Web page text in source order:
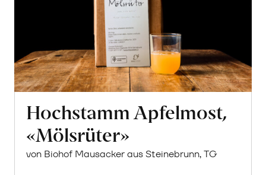
Hochstamm Apfelmost,
«Mölsrüter»
von Biohof Mausacker aus Steinebrunn, TG